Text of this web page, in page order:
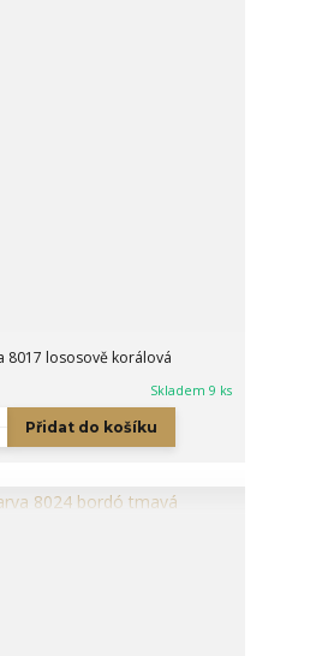
8017 lososově korálová
Skladem 9 ks
Přidat do košíku